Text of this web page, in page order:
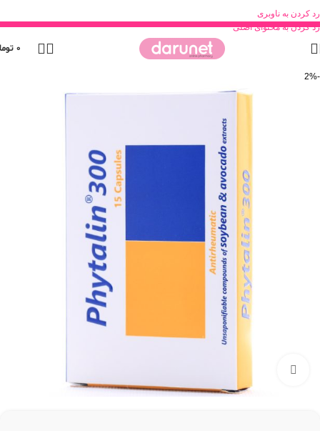
رد کردن به ناوبری
رد کردن به محتوای اصلی
0
-2%